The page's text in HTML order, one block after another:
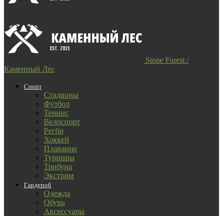
Stone Forest /
Каменный Лес
Спорт
Стадионы
Футбол
Теннис
Велоспорт
Регби
Хоккей
Плавание
Турниры
Трибуна
Экстрим
Гардероб
Одежда
Обувь
Аксессуары